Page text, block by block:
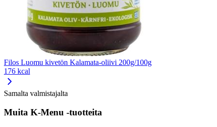
Filos Luomu kivetön Kalamata-oliivi 200g/100g
176 kcal
Samalta valmistajalta
Muita K-Menu -tuotteita